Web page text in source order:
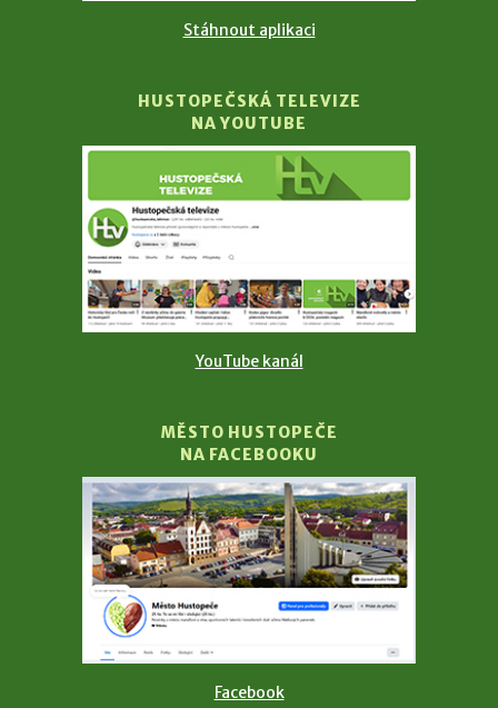
Stáhnout aplikaci
HUSTOPEČSKÁ TELEVIZE
NA YOUTUBE
YouTube kanál
MĚSTO HUSTOPEČE
NA FACEBOOKU
Facebook